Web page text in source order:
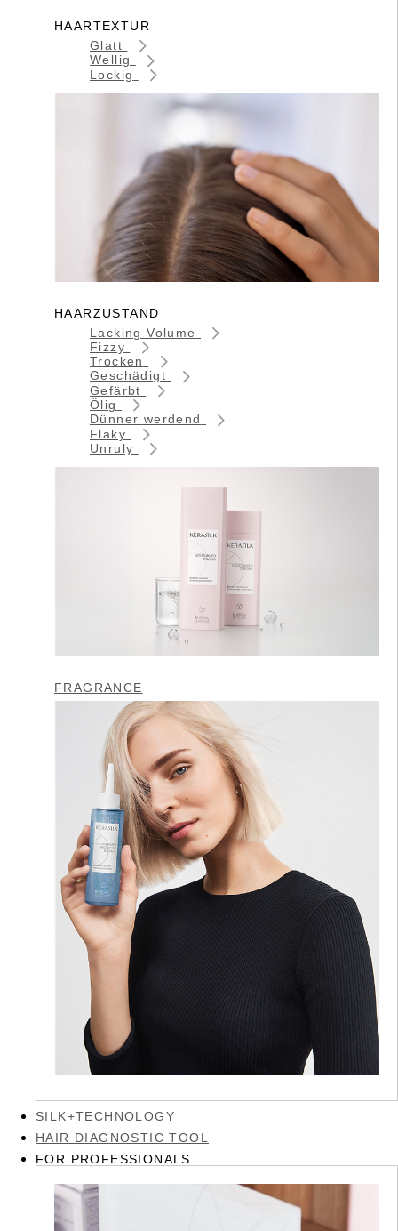
HAARTEXTUR
Glatt
Wellig
Lockig
HAARZUSTAND
Lacking Volume
Fizzy
Trocken
Geschädigt
Gefärbt
Ölig
Dünner werdend
Flaky
Unruly
FRAGRANCE
SILK+TECHNOLOGY
HAIR DIAGNOSTIC TOOL
FOR PROFESSIONALS